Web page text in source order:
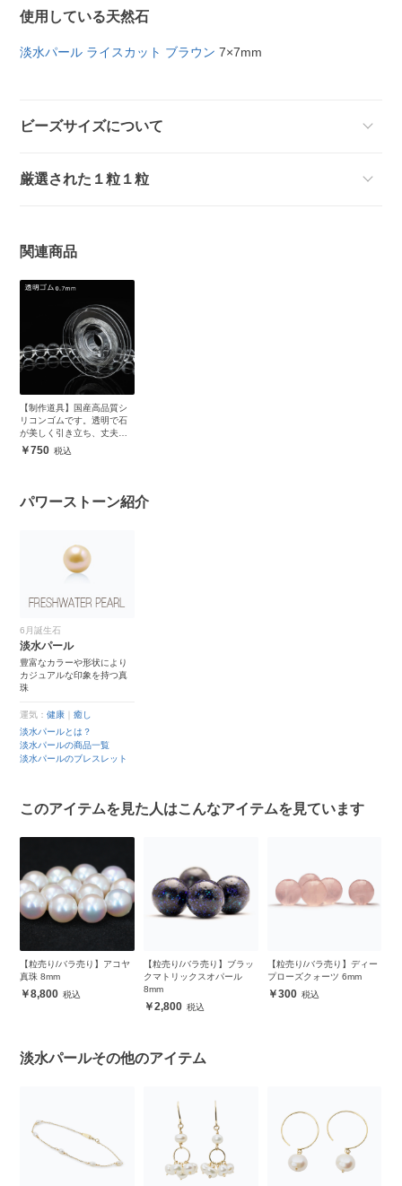
使用している天然石
淡水パール ライスカット ブラウン 7×7mm
ビーズサイズについて
厳選された１粒１粒
関連商品
【制作道具】国産高品質シ
リコンゴムです。透明で石
が美しく引き立ち、丈夫で
安心750
パワーストーン紹介
6月誕生石
淡水パール
豊富なカラーや形状により
カジュアルな印象を持つ真
珠
運気：健康 ｜癒し
淡水パールとは？
淡水パールの商品一覧
淡水パールのブレスレット
このアイテムを見た人はこんなアイテムを見ています
【粒売り/バラ売り】アコヤ
真珠 8mm
8,800
【粒売り/バラ売り】ブラッ
クマトリックスオパール
8mm
2,800
【粒売り/バラ売り】ディー
プローズクォーツ 6mm
300
淡水パールその他のアイテム